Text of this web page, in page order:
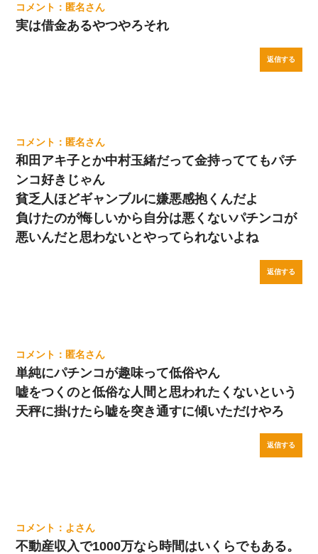
匿名
実は借金あるやつやろそれ
返信する
匿名
和田アキ子とか中村玉緒だって金持っててもパチ
ンコ好きじゃん
貧乏人ほどギャンブルに嫌悪感抱くんだよ
負けたのが悔しいから自分は悪くないパチンコが
悪いんだと思わないとやってられないよね
返信する
匿名
単純にパチンコが趣味って低俗やん
嘘をつくのと低俗な人間と思われたくないという
天秤に掛けたら嘘を突き通すに傾いただけやろ
返信する
よ
不動産収入で1000万なら時間はいくらでもある。